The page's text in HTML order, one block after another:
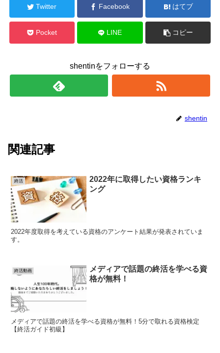
Twitter Facebook はてブ
Pocket LINE コピー
shentinをフォローする
shentin
関連記事
終活
2022年に取得したい資格ランキ
ング
2022年度取得を考えている資格のアンケート結果が発表されていま
す。
終活動画
メディアで話題の終活を学べる資
格が無料！
メディアで話題の終活を学べる資格が無料！5分で取れる資格検定
【終活ガイド初級】